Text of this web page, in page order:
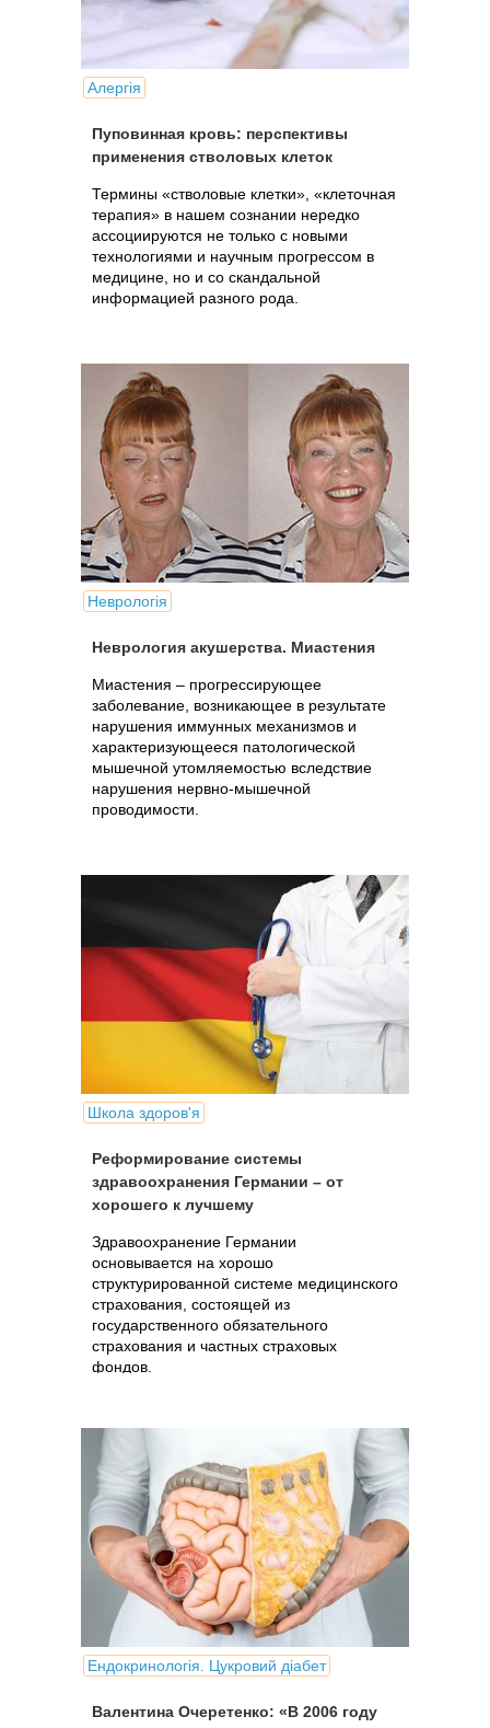
Алергія
Пуповинная кровь: перспективы
применения стволовых клеток
Термины «стволовые клетки», «клеточная
терапия» в нашем сознании нередко
ассоциируются не только с новыми
технологиями и научным прогрессом в
медицине, но и со скандальной
информацией разного рода.
Неврологія
Неврология акушерства. Миастения
Миастения – прогрессирующее
заболевание, возникающее в результате
нарушения иммунных механизмов и
характеризующееся патологической
мышечной утомляемостью вследствие
нарушения нервно-мышечной
проводимости.
Школа здоров'я
Реформирование системы
здравоохранения Германии – от
хорошего к лучшему
Здравоохранение Германии
основывается на хорошо
структурированной системе медицинского
страхования, состоящей из
государственного обязательного
страхования и частных страховых
фондов.
Ендокринологія. Цукровий діабет
Валентина Очеретенко: «В 2006 году